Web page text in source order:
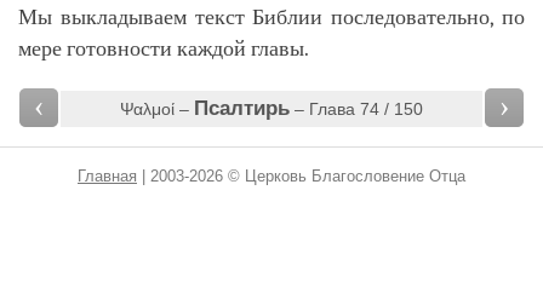
Мы выкладываем текст Библии последовательно, по
мере готовности каждой главы.
‹ Ψαλμοί – Псалтирь– Глава 74 / 150 ›
Главная | 2003-2026 © Церковь Благословение Отца